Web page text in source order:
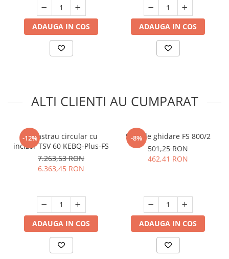
ADAUGA IN COS ADAUGA IN COS
ALTI CLIENTI AU CUMPARAT
-12%
Fierastrau circular cu
incizor TSV 60 KEBQ-Plus-FS
7.263,63 RON
6.363,45 RON
ADAUGA IN COS
-8%
Sina de ghidare FS 800/2
501,25 RON
462,41 RON
ADAUGA IN COS